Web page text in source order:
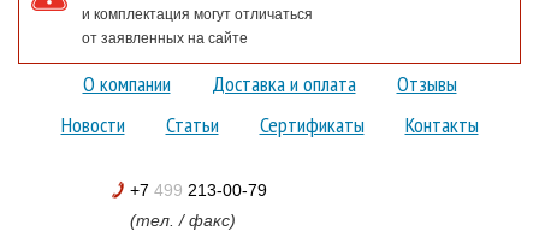
и комплектация могут отличаться
от заявленных на сайте
О компании Доставка и оплата
Отзывы
Новости
Статьи Сертификаты Контакты
+7 499 213-00-79
(тел. / факс)